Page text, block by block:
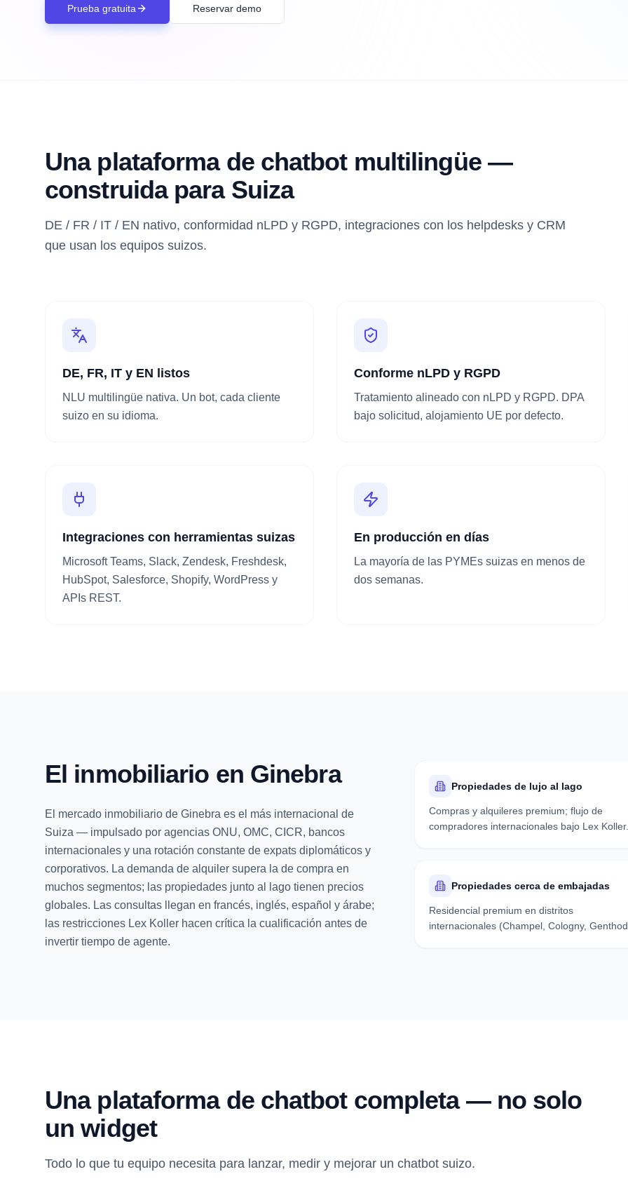
Prueba gratuita Reservar demo
Una plataforma de chatbot multilingüe —
construida para Suiza
DE / FR / IT / EN nativo, conformidad nLPD y RGPD, integraciones con los helpdesks y CRM
que usan los equipos suizos.
DE, FR, IT y EN listos
NLU multilingüe nativa. Un bot, cada cliente
suizo en su idioma.
Conforme nLPD y RGPD
Tratamiento alineado con nLPD y RGPD. DPA
bajo solicitud, alojamiento UE por defecto.
Integraciones con herramientas suizas
Microsoft Teams, Slack, Zendesk, Freshdesk,
HubSpot, Salesforce, Shopify, WordPress y
APIs REST.
En producción en días
La mayoría de las PYMEs suizas en menos de
dos semanas.
El inmobiliario en Ginebra
El mercado inmobiliario de Ginebra es el más internacional de
Suiza — impulsado por agencias ONU, OMC, CICR, bancos
internacionales y una rotación constante de expats diplomáticos y
corporativos. La demanda de alquiler supera la de compra en
muchos segmentos; las propiedades junto al lago tienen precios
globales. Las consultas llegan en francés, inglés, español y árabe;
las restricciones Lex Koller hacen crítica la cualificación antes de
invertir tiempo de agente.
Propiedades de lujo al lago
Compras y alquileres premium; flujo de
compradores internacionales bajo Lex Koller.
Propiedades cerca de embajadas
Residencial premium en distritos
internacionales (Champel, Cologny,
Una plataforma de chatbot completa — no solo
un widget
Todo lo que tu equipo necesita para lanzar, medir y mejorar un chatbot suizo.